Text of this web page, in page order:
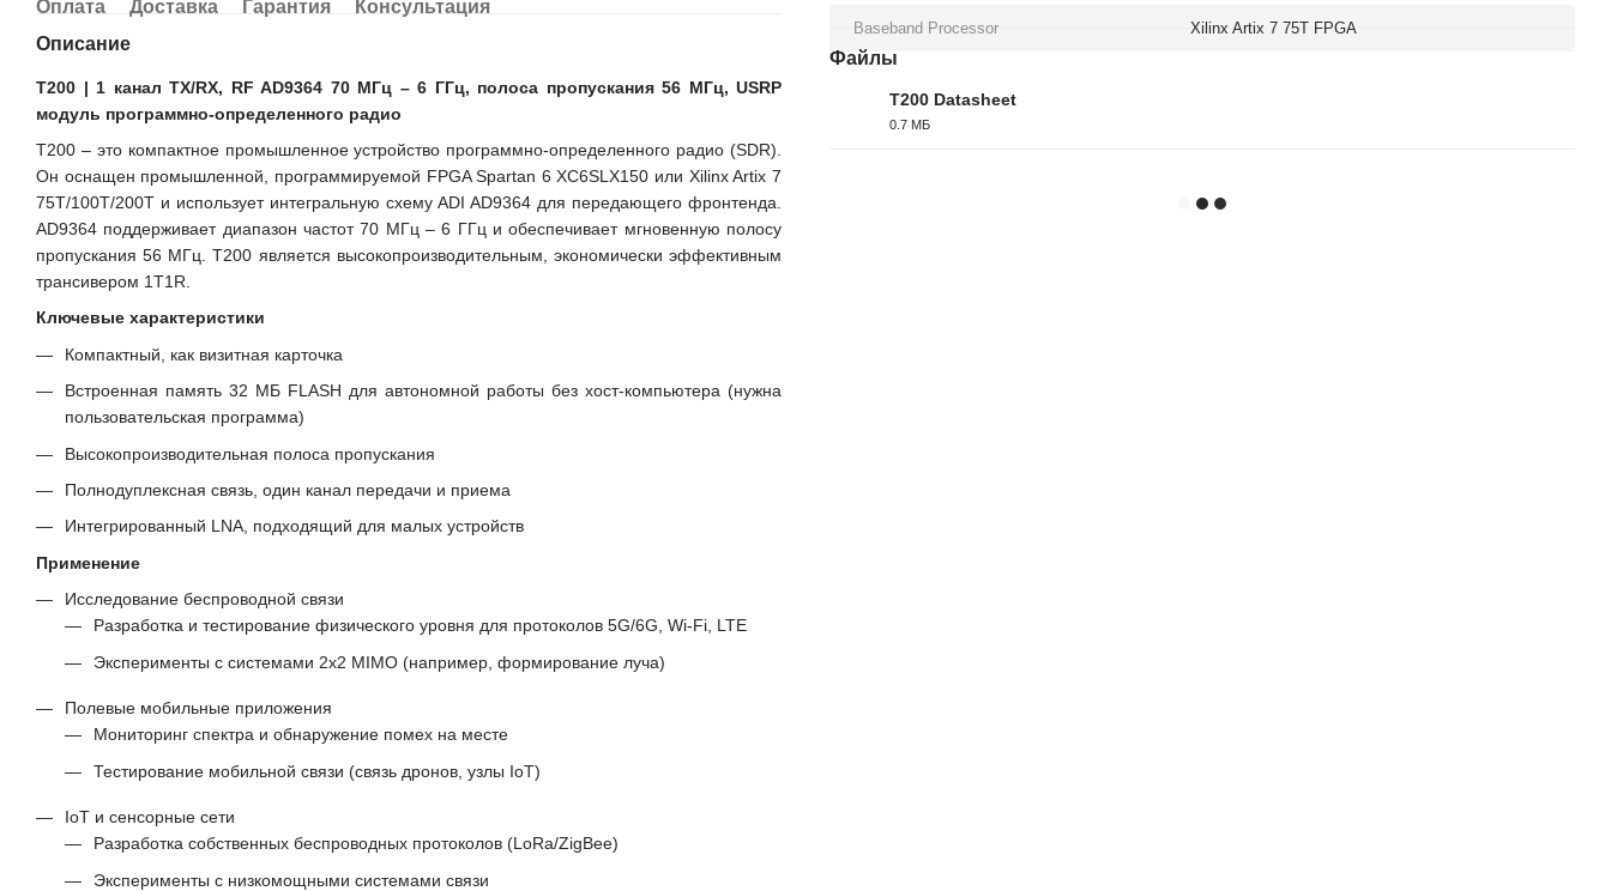
Оплата Доставка Гарантия
Консультация
Описание
T200 | 1 канал TX/RX, RF AD9364 70 МГц – 6 ГГц, полоса пропускания 56 МГц, USRP
модуль программно-определенного радио
T200 – это компактное промышленное устройство программно-определенного радио (SDR).
Он оснащен промышленной, программируемой FPGA Spartan 6 XC6SLX150 или Xilinx Artix 7
75T/100T/200T и использует интегральную схему ADI AD9364 для передающего фронтенда.
AD9364 поддерживает диапазон частот 70 МГц – 6 ГГц и обеспечивает мгновенную полосу
пропускания 56 МГц. T200 является высокопроизводительным, экономически эффективным
трансивером 1T1R.
Ключевые характеристики
Компактный, как визитная карточка
Встроенная память 32 МБ FLASH для автономной работы без хост-компьютера (нужна
пользовательская программа)
Высокопроизводительная полоса пропускания
Полнодуплексная связь, один канал передачи и приема
Интегрированный LNA, подходящий для малых устройств
Применение
Исследование беспроводной связи
Разработка и тестирование физического уровня для протоколов 5G/6G, Wi-Fi, LTE
Эксперименты с системами 2x2 MIMO (например, формирование луча)
Полевые мобильные приложения
Мониторинг спектра и обнаружение помех на месте
Тестирование мобильной связи (связь дронов, узлы IoT)
IoT и сенсорные сети
Разработка собственных беспроводных протоколов (LoRa/ZigBee)
Эксперименты с низкомощными системами связи
Baseband Processor Xilinx Artix 7 75T FPGA
Файлы
T200 Datasheet
0.7 МБ